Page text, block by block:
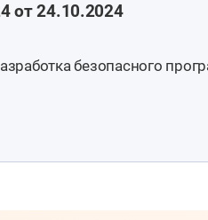
от 24.10.2024
безопасного